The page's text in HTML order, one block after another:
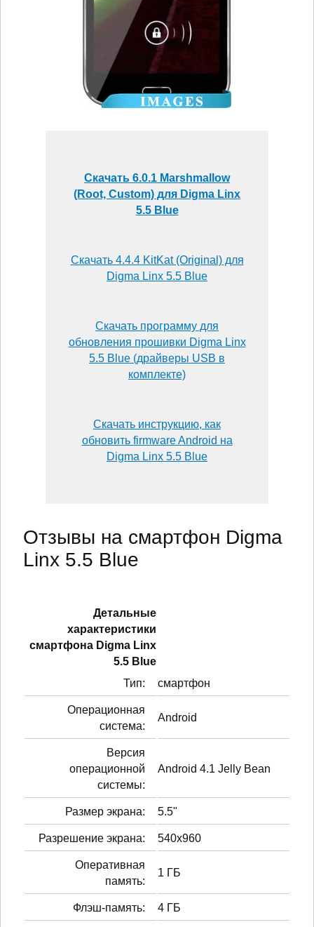
Скачать 6.0.1 Marshmallow
(Root, Custom) для Digma Linx
5.5 Blue
Скачать 4.4.4 KitKat (Original) для
Digma Linx 5.5 Blue
Скачать программу для
обновления прошивки Digma Linx
5.5 Blue (драйверы USB в
комплекте)
Скачать инструкцию, как
обновить firmware Android на
Digma Linx 5.5 Blue
Отзывы на смартфон Digma
Linx 5.5 Blue
Детальные
характеристики
смартфонa Digma Linx
5.5 Blue
Тип:
смартфон
Операционная
система:
Android
Версия
операционной
системы:
Android 4.1 Jelly Bean
Размер экрана: 5.5"
Разрешение экрана: 540x960
Оперативная
память:
1 ГБ
Флэш-память: 4 ГБ